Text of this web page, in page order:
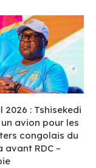
2026 : Tshisekedi
avion pour les
congolais du
avant RDC –